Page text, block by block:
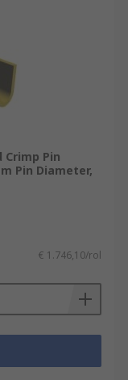
sector
they do
are also
are quick
connector
of
which
a U or V
or
are
is no
Crimp Pin
Pin Diameter,
€ 1.746,10/rol